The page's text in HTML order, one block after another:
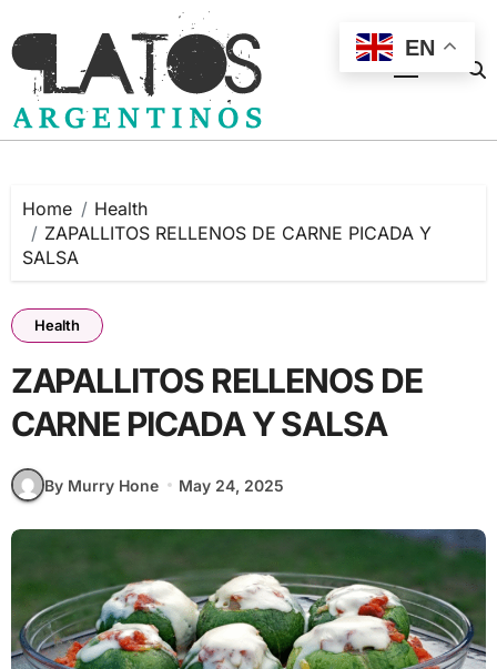
to
content
Home
Health
ZAPALLITOS RELLENOS DE CARNE PICADA Y
SALSA
Health
ZAPALLITOS RELLENOS DE
CARNE PICADA Y SALSA
By Murry Hone May 24, 2025
EN